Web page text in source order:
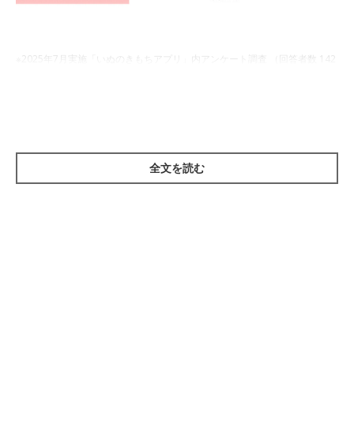
※2025年7月実施「いぬのきもちアプリ」内アンケート調査 （回答者数 142
すか？」と聞いたところ、60%の飼い主さんが「はい」と回答し
全文を読む